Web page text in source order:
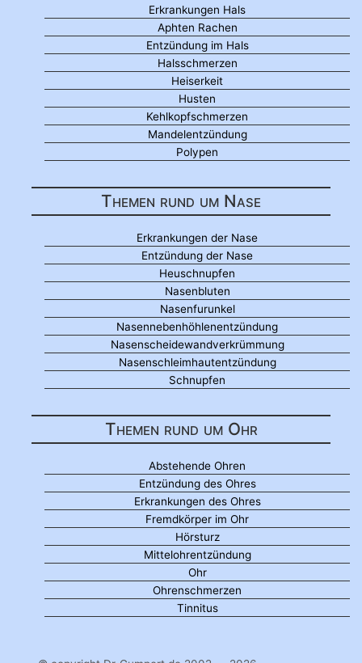
Erkrankungen Hals
Aphten Rachen
Entzündung im Hals
Halsschmerzen
Heiserkeit
Husten
Kehlkopfschmerzen
Mandelentzündung
Polypen
Themen rund um Nase
Erkrankungen der Nase
Entzündung der Nase
Heuschnupfen
Nasenbluten
Nasenfurunkel
Nasennebenhöhlenentzündung
Nasenscheidewandverkrümmung
Nasenschleimhautentzündung
Schnupfen
Themen rund um Ohr
Abstehende Ohren
Entzündung des Ohres
Erkrankungen des Ohres
Fremdkörper im Ohr
Hörsturz
Mittelohrentzündung
Ohr
Ohrenschmerzen
Tinnitus